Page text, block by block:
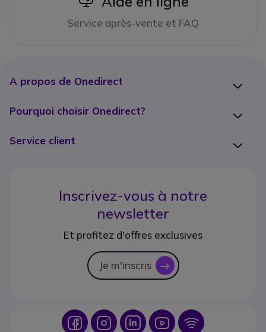
Service après-vente et FAQ
A propos de Onedirect
Pourquoi choisir Onedirect?
Service client
Inscrivez-vous à notre
newsletter
Et profitez d'offres exclusives
Je m'inscris icon
Icon IconIcon Icon Icon